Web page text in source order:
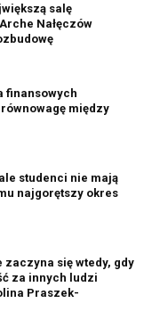
salę
Nałęczów
finansowych
między
studenci nie mają
najgorętszy okres
się wtedy, gdy
za innych ludzi
Praszek-